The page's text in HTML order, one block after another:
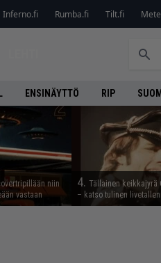
Inferno.fi Rumba.fi Tilt.fi
ENSINÄYTTÖ RIP
niin
vastaan
4. Tällainen keikkajyrä
– katso tulinen